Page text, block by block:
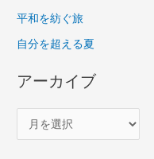
平和を紡ぐ旅
自分を超える夏
アーカイブ